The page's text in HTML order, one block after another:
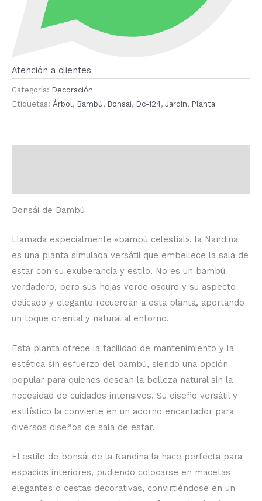
Atención a clientes
Categoría: Decoración
Etiquetas: Árbol, Bambú, Bonsai, Dc-124, Jardín, Planta
Bonsái de Bambú
Llamada especialmente «bambú celestial», la Nandina
es una planta simulada versátil que embellece la sala de
estar con su exuberancia y estilo. No es un bambú
verdadero, pero sus hojas verde oscuro y su aspecto
delicado y elegante recuerdan a esta planta, aportando
un toque oriental y natural al entorno.
Esta planta ofrece la facilidad de mantenimiento y la
estética sin esfuerzo del bambú, siendo una opción
popular para quienes desean la belleza natural sin la
necesidad de cuidados intensivos. Su diseño versátil y
estilístico la convierte en un adorno encantador para
diversos diseños de sala de estar.
El estilo de bonsái de la Nandina la hace perfecta para
espacios interiores, pudiendo colocarse en macetas
elegantes o cestas decorativas, convirtiéndose en un